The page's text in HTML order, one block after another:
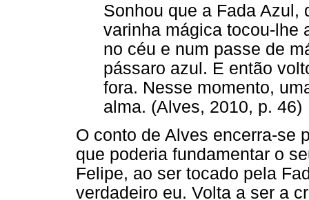
Sonhou que a Fada Azul,
varinha mágica tocou-lhe
no céu e num passe de
pássaro azul. E então
fora. Nesse momento,
alma. (Alves, 2010, p. 46)
O conto de Alves encerra-se
que poderia fundamentar o
Felipe, ao ser tocado pela
verdadeiro eu. Volta a ser a